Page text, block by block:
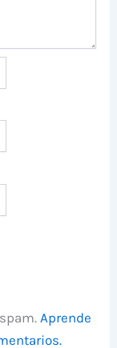
Aprende